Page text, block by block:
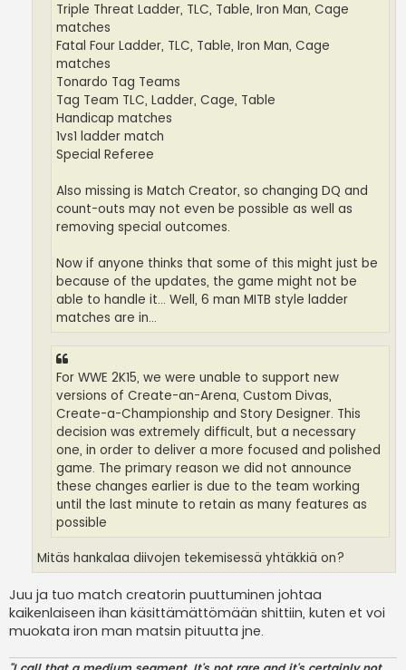
Triple Threat Ladder, TLC, Table, Iron Man, Cage
matches
Fatal Four Ladder, TLC, Table, Iron Man, Cage
matches
Tonardo Tag Teams
Tag Team TLC, Ladder, Cage, Table
Handicap matches
1vs1 ladder match
Special Referee
Also missing is Match Creator, so changing DQ and
count-outs may not even be possible as well as
removing special outcomes.
Now if anyone thinks that some of this might just be
because of the updates, the game might not be
able to handle it... Well, 6 man MITB style ladder
matches are in...
For WWE 2K15, we were unable to support new
versions of Create-an-Arena, Custom Divas,
Create-a-Championship and Story Designer. This
decision was extremely difficult, but a necessary
one, in order to deliver a more focused and polished
game. The primary reason we did not announce
these changes earlier is due to the team working
until the last minute to retain as many features as
possible
Mitäs hankalaa diivojen tekemisessä yhtäkkiä on?
Juu ja tuo match creatorin puuttuminen johtaa
kaikenlaiseen ihan käsittämättömään shittiin, kuten et voi
muokata iron man matsin pituutta jne.